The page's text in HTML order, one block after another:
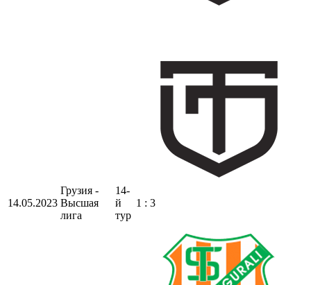
14.05.2023
Грузия -
Высшая
лига
14-
й
тур
1 : 3